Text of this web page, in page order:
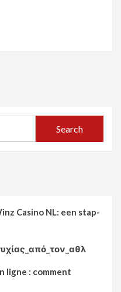
Search
Casino NL: een stap-
ligne : comment